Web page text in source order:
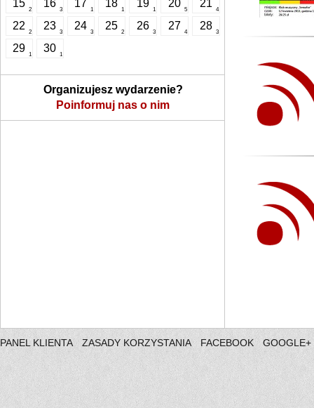
15
2
16
3
17
1
18
1
19
1
20
5
21
4
22
2
23
3
24
3
25
2
26
3
27
4
28
3
29
1
30
1
Organizujesz wydarzenie?
Poinformuj nas o nim
PANEL KLIENTA ZASADY KORZYSTANIA FACEBOOK GOOGLE+